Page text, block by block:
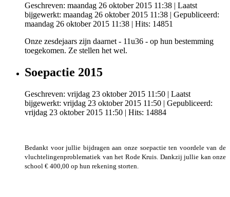
Geschreven: maandag 26 oktober 2015 11:38 | Laatst
bijgewerkt: maandag 26 oktober 2015 11:38 | Gepubliceerd:
maandag 26 oktober 2015 11:38 | Hits: 14851
Onze zesdejaars zijn daarnet - 11u36 - op hun bestemming
toegekomen. Ze stellen het wel.
Soepactie 2015
Geschreven: vrijdag 23 oktober 2015 11:50 | Laatst
bijgewerkt: vrijdag 23 oktober 2015 11:50 | Gepubliceerd:
vrijdag 23 oktober 2015 11:50 | Hits: 14884
Bedankt voor jullie bijdragen aan onze soepactie ten voordele van de
vluchtelingenproblematiek van het Rode Kruis. Dankzij jullie kan onze
school € 400,00 op hun rekening storten.